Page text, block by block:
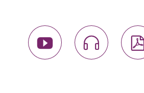
 